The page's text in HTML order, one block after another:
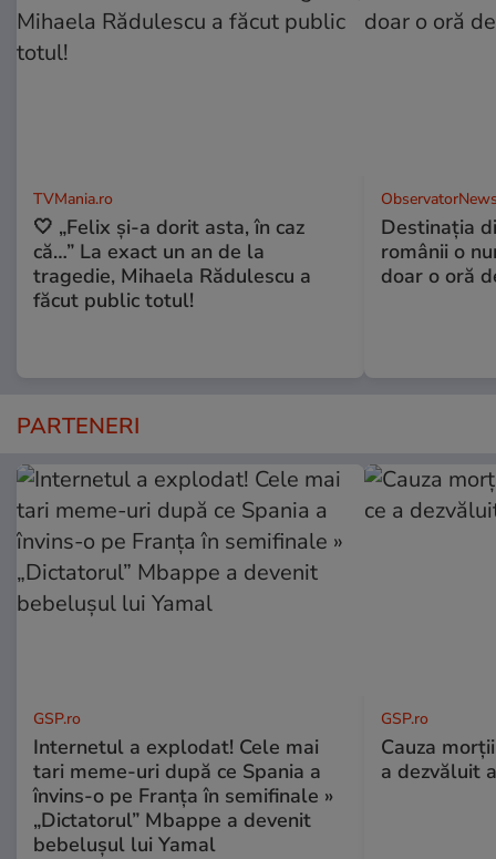
TVMania.ro
🤍 „Felix și-a dorit asta, în caz
că…” La exact un an de la
tragedie, Mihaela Rădulescu a
făcut public totul!
Destinaţia
românii o
doar o oră
PARTENERI
GSP.ro
Internetul a explodat! Cele mai
tari meme-uri după ce Spania a
învins-o pe Franța în semifinale »
„Dictatorul” Mbappe a devenit
bebelușul lui Yamal
GSP.ro
Cauza
a dezvăluit